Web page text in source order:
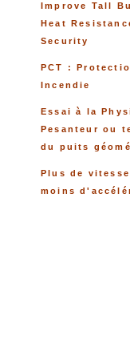
Improve Tall
Heat
Security
PCT :
Incendie
Essai à la
Pesanteur ou
du puits
Plus de vitesse
moins